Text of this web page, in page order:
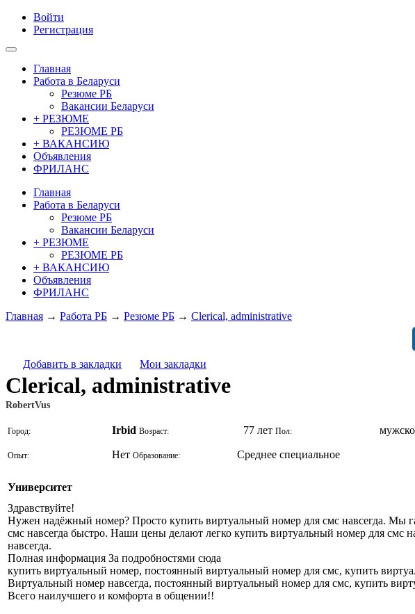
Войти
Регистрация
Главная
Работа в Беларуси
Резюме РБ
Вакансии Беларуси
+ РЕЗЮМЕ
РЕЗЮМЕ РБ
+ ВАКАНСИЮ
Объявления
ФРИЛАНС
Главная
Работа в Беларуси
Резюме РБ
Вакансии Беларуси
+ РЕЗЮМЕ
РЕЗЮМЕ РБ
+ ВАКАНСИЮ
Объявления
ФРИЛАНС
Главная → Работа РБ → Резюме РБ → Clerical, administrative
Добавить в закладки Мои закладки
Clerical, administrative
RobertVus
Город: Irbid Возраст: 77 лет Пол:
Опыт: Нет Образование: Среднее специальное
Университет
Здравствуйте!
Нужен надёжный номер? Просто купить виртуальный номер для смс навсегда. Мы
смс навсегда быстро. Наши цены делают легко купить виртуальный номер для смс
навсегда.
Полная информация За подробностями сюда
купить виртуальный номер, постоянный виртуальный номер для смс, купить
Виртуальный номер навсегда, постоянный виртуальный номер для смс, купить
Всего наилучшего и комфорта в общении!!